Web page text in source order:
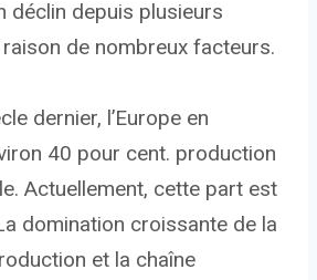
déclin depuis plusieurs
de nombreux facteurs.
dernier, l’Europe en
40 pour cent. production
Actuellement, cette part est
domination croissante de la
et la chaîne